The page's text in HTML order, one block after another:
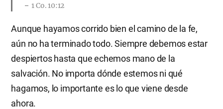
1 Co. 10:12
Aunque hayamos corrido bien el camino de la fe,
aún no ha terminado todo. Siempre debemos estar
despiertos hasta que echemos mano de la
salvación. No importa dónde estemos ni qué
hagamos, lo importante es lo que viene desde
ahora.